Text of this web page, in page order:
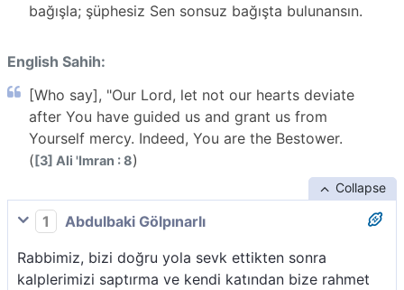
bağışla; şüphesiz Sen sonsuz bağışta bulunansın.
English Sahih:
[Who say], "Our Lord, let not our hearts deviate
after You have guided us and grant us from
Yourself mercy. Indeed, You are the Bestower.
([3] Ali 'Imran : 8)
Collapse
1
Abdulbaki Gölpınarlı
Rabbimiz, bizi doğru yola sevk ettikten sonra
kalplerimizi saptırma ve kendi katından bize rahmet